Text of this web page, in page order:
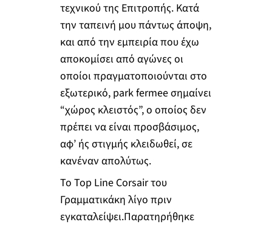
τεχνικού της Επιτροπής. Κατά
την ταπεινή μου πάντως άποψη,
και από την εμπειρία που έχω
αποκομίσει από αγώνες οι
οποίοι πραγματοποιούνται στο
εξωτερικό, park fermee σημαίνει
“χώρος κλειστός”, ο οποίος δεν
πρέπει να είναι προσβάσιμος,
αφ’ ής στιγμής κλειδωθεί, σε
κανέναν απολύτως.
Το Top Line Corsair του
Γραμματικάκη λίγο πριν
εγκαταλείψει.Παρατηρήθηκε